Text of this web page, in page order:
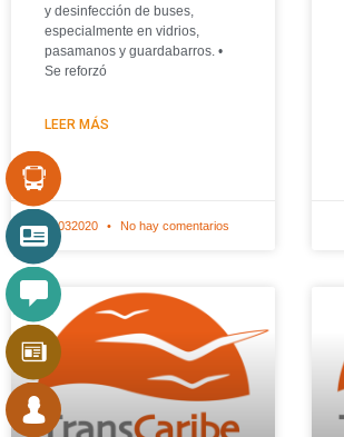
y desinfección de buses,
especialmente en vidrios,
pasamanos y guardabarros. •
Se reforzó
LEER MÁS
21032020 No hay comentarios